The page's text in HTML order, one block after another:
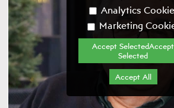
Analytics
Marketing
Accept SelectedAccept
Selected
Accept All